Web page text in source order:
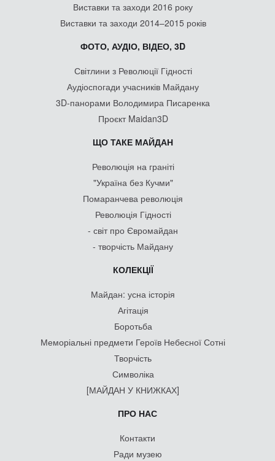
Виставки та заходи 2016 року
Виставки та заходи 2014–2015 років
ФОТО, АУДІО, ВІДЕО, 3D
Світлини з Революції Гідності
Аудіоспогади учасників Майдану
3D-панорами Володимира Писаренка
Проєкт Maidan3D
ЩО ТАКЕ МАЙДАН
Революція на граніті
"Україна без Кучми"
Помаранчева революція
Революція Гідності
- світ про Євромайдан
- творчість Майдану
КОЛЕКЦІЇ
Майдан: усна історія
Агітація
Боротьба
Меморіальні предмети Героїв Небесної Сотні
Творчість
Символіка
[МАЙДАН У КНИЖКАХ]
ПРО НАС
Контакти
Ради музею